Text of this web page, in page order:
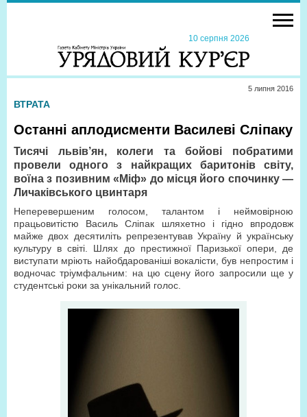
10 серпня 2026
5 липня 2016
ВТРАТА
Останні аплодисменти Василеві Сліпаку
Тисячі львів’ян, колеги та бойові побратими
провели одного з найкращих баритонів світу,
воїна з позивним «Міф» до місця його спочинку —
Личаківського цвинтаря
Неперевершеним голосом, талантом і неймовірною
працьовитістю Василь Сліпак шляхетно і гідно впродовж
майже двох десятиліть репрезентував Україну й українську
культуру в світі. Шлях до престижної Паризької опери, де
виступати мріють найобдарованіші вокалісти, був непростим і
водночас тріумфальним: на цю сцену його запросили ще у
студентські роки за унікальний голос.